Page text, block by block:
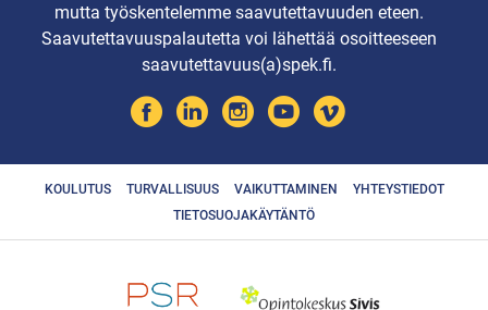
mutta työskentelemme saavutettavuuden eteen.
Saavutettavuuspalautetta voi lähettää osoitteeseen
saavutettavuus(a)spek.fi.
KOULUTUS TURVALLISUUS VAIKUTTAMINEN
YHTEYSTIEDOT
TIETOSUOJAKÄYTÄNTÖ